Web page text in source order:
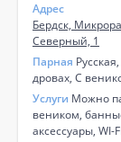
Адрес
Бердск,
Северный, 1
Парная
дровах, С
Услуги Можно
веником,
аксессуары, WI-